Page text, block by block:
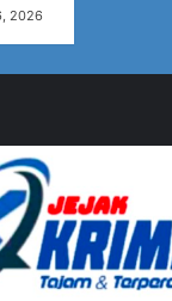
2026